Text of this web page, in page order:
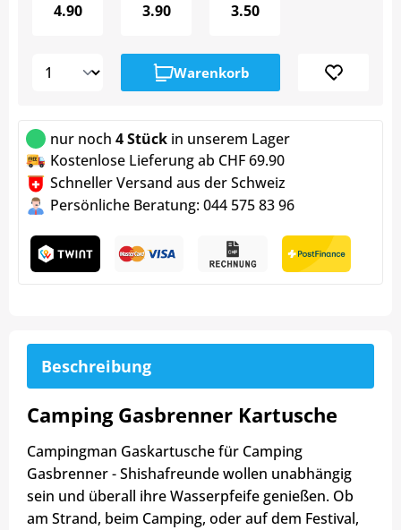
4.90
3.90
3.50
Warenkorb
nur noch 4 Stück in unserem Lager
Kostenlose Lieferung ab CHF 69.90
Schneller Versand aus der Schweiz
Persönliche Beratung: 044 575 83 96
Beschreibung
Camping Gasbrenner Kartusche
Campingman Gaskartusche für Camping
Gasbrenner - Shishafreunde wollen unabhängig
sein und überall ihre Wasserpfeife genießen. Ob
am Strand, beim Camping, oder auf dem Festival,